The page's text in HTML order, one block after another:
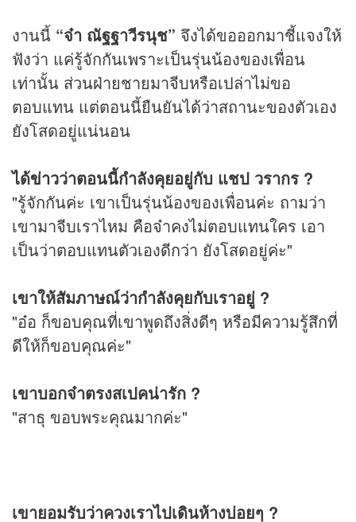
งานนี้ “จ๋า ณัฐฐาวีรนุช” จึงได้ขอออกมาชี้แจงให้
ฟังว่า แค่รู้จักกันเพราะเป็นรุ่นน้องของเพื่อน
เท่านั้น ส่วนฝ่ายชายมาจีบหรือเปล่าไม่ขอ
ตอบแทน แต่ตอนนี้ยืนยันได้ว่าสถานะของตัวเอง
ยังโสดอยู่แน่นอน
ได้ข่าวว่าตอนนี้กำลังคุยอยู่กับ แชป วรากร ?
"รู้จักกันค่ะ เขาเป็นรุ่นน้องของเพื่อนค่ะ ถามว่า
เขามาจีบเราไหม คือจ๋าคงไม่ตอบแทนใคร เอา
เป็นว่าตอบแทนตัวเองดีกว่า ยังโสดอยู่ค่ะ"
เขาให้สัมภาษณ์ว่ากำลังคุยกับเราอยู่ ?
"อ๋อ ก็ขอบคุณที่เขาพูดถึงสิ่งดีๆ หรือมีความรู้สึกที่
ดีให้ก็ขอบคุณค่ะ"
เขาบอกจ๋าตรงสเปคน่ารัก ?
"สาธุ ขอบพระคุณมากค่ะ"
เขายอมรับว่าควงเราไปเดินห้างบ่อยๆ ?